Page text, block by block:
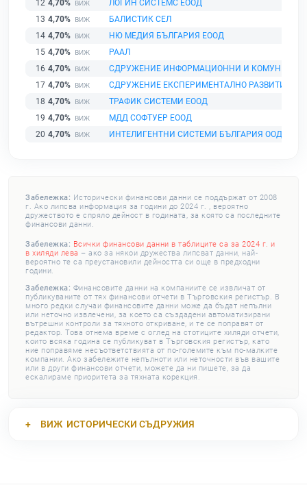
12 4,70%
ЛОГИН СИСТЕМС ЕООД
13 4,70%
БАЛИСТИК СЕЛ
14 4,70%
НЮ МЕДИЯ БЪЛГАРИЯ ЕООД
15 4,70%
РААЛ
16 4,70%
СДРУЖЕНИЕ ИНФОРМАЦИОННИ И
17 4,70%
СДРУЖЕНИЕ ЕКСПЕРИМЕНТАЛНО РАЗВИТИЕ И
18 4,70%
ТРАФИК СИСТЕМИ ЕООД
19 4,70%
МДД СОФТУЕР ЕООД
20 4,70% ИНТЕЛИГЕНТНИ СИСТЕМИ БЪЛГАРИЯ ООД
Забележка: Исторически финансови данни се поддържат от 2008
г. Ако липсва информация за години до 2024 г. , вероятно
дружеството е спряло дейност в годината, за която са последните
финансови данни.
Забележка: Всички финансови данни в таблиците са за 2024 г. и
в хиляди лева – ако за някои дружества липсват данни, най-
вероятно те са преустановили дейността си още в предходни
години.
Забележка: Финансовите данни на компаниите се извличат от
публикуваните от тях финансови отчети в Търговския регистър. В
много редки случаи финансовите данни може да бъдат непълни
или неточно извлечени, за което са създадени автоматизирани
вътрешни контроли за тяхното откриване, и те се поправят от
редактор. Това отнема време с оглед на стотиците хиляди отчети,
които всяка година се публикуват в Търговския регистър, като
ние поправяме несъответствията от по-големите към по-малките
компании. Ако забележите непълноти или неточности във вашите
или в други финансови отчети, можете да ни пишете, за да
ескалираме приоритета за тяхната корекция.
ВИЖ ИСТОРИЧЕСКИ СЪДРУЖИЯ